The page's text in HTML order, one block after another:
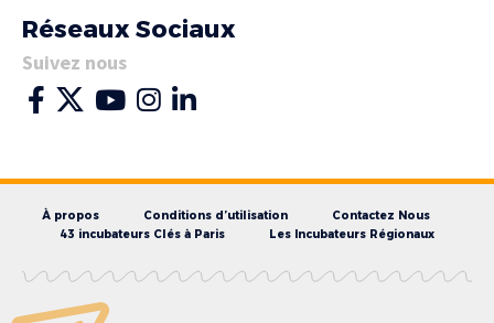
Réseaux Sociaux
Suivez nous
À propos Conditions d’utilisation
Contactez Nous
43 incubateurs Clés à Paris
Les Incubateurs Régionaux